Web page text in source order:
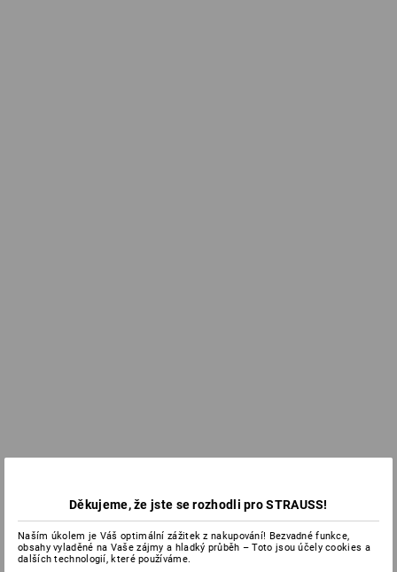
Děkujeme, že jste se rozhodli pro STRAUSS!
Naším úkolem je Váš optimální zážitek z nakupování! Bezvadné funkce,
obsahy vyladěné na Vaše zájmy a hladký průběh – Toto jsou účely cookies a
dalších technologií, které používáme.